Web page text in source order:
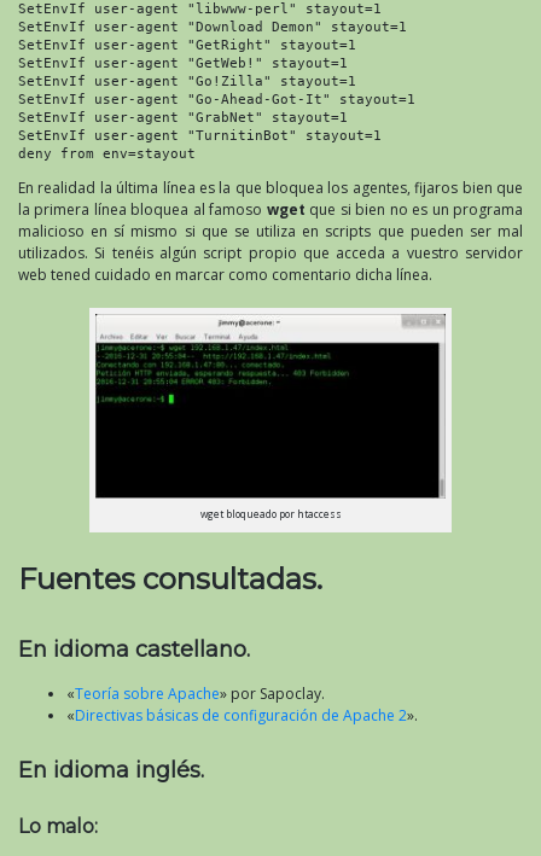
SetEnvIf user-agent "libwww-perl" stayout=1
SetEnvIf user-agent "Download Demon" stayout=1
SetEnvIf user-agent "GetRight" stayout=1
SetEnvIf user-agent "GetWeb!" stayout=1
SetEnvIf user-agent "Go!Zilla" stayout=1
SetEnvIf user-agent "Go-Ahead-Got-It" stayout=1
SetEnvIf user-agent "GrabNet" stayout=1
SetEnvIf user-agent "TurnitinBot" stayout=1
deny from env=stayout
En realidad la última línea es la que bloquea los agentes, fijaros bien que
la primera línea bloquea al famoso wget que si bien no es un programa
malicioso en sí mismo si que se utiliza en scripts que pueden ser mal
utilizados. Si tenéis algún script propio que acceda a vuestro servidor
web tened cuidado en marcar como comentario dicha línea.
wget bloqueado por htaccess
Fuentes consultadas.
En idioma castellano.
«Teoría sobre Apache» por Sapoclay.
«Directivas básicas de configuración de Apache 2».
En idioma inglés.
Lo malo: